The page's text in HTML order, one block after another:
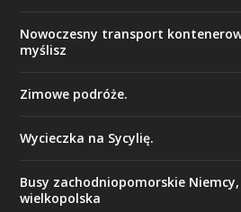
​Nowoczesny transport
myślisz
Zimowe podróże.
Wycieczka na Sycylię.
Busy zachodniopomorskie
wielkopolska